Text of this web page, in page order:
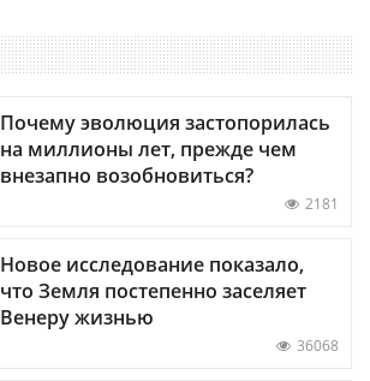
Почему эволюция застопорилась
на миллионы лет, прежде чем
внезапно возобновиться?
2181
Новое исследование показало,
что Земля постепенно заселяет
Венеру жизнью
36068